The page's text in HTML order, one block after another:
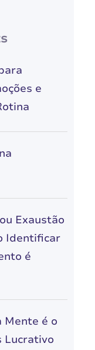
e
Exaustão
Identificar
é
Mente é o
Lucrativo